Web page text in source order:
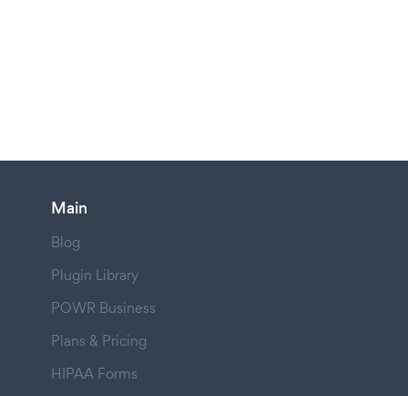
Main
Blog
Plugin Library
POWR Business
Plans & Pricing
HIPAA Forms